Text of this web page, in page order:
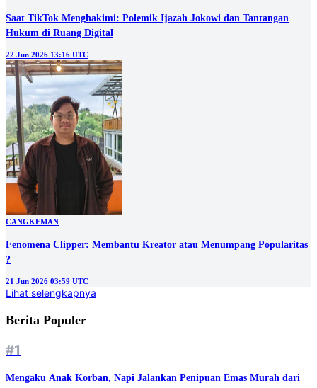
Saat TikTok Menghakimi: Polemik Ijazah Jokowi dan Tantangan
Hukum di Ruang Digital
22 Jun 2026 13:16 UTC
CANGKEMAN
Fenomena Clipper: Membantu Kreator atau Menumpang Popularitas
?
21 Jun 2026 03:59 UTC
Lihat selengkapnya
Berita Populer
#1
Mengaku Anak Korban, Napi Jalankan Penipuan Emas Murah dari